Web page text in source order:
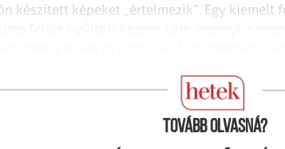
készített képeket „értelmezik”. Egy kiemelt
megszokott, protokolláris kézfogásról van
Tovább olvasná?